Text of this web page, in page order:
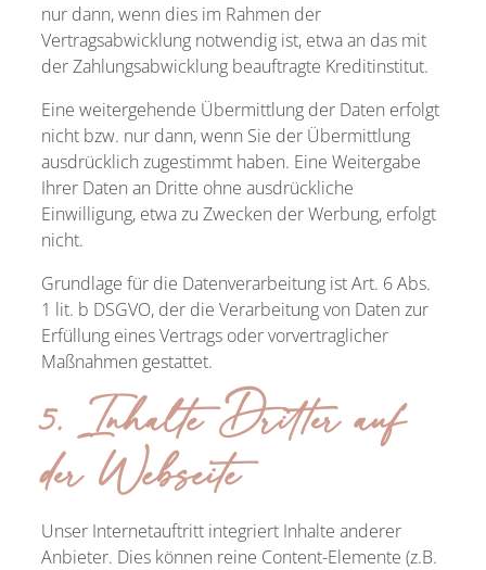
nur dann, wenn dies im Rahmen der
Vertragsabwicklung notwendig ist, etwa an das mit
der Zahlungsabwicklung beauftragte Kreditinstitut.
Eine weitergehende Übermittlung der Daten erfolgt
nicht bzw. nur dann, wenn Sie der Übermittlung
ausdrücklich zugestimmt haben. Eine Weitergabe
Ihrer Daten an Dritte ohne ausdrückliche
Einwilligung, etwa zu Zwecken der Werbung, erfolgt
nicht.
Grundlage für die Datenverarbeitung ist Art. 6 Abs.
1 lit. b DSGVO, der die Verarbeitung von Daten zur
Erfüllung eines Vertrags oder vorvertraglicher
Maßnahmen gestattet.
5. Inhalte Dritter auf
der Webseite
Unser Internetauftritt integriert Inhalte anderer
Anbieter. Dies können reine Content-Elemente (z.B.